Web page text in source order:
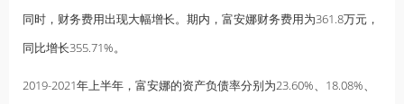
同时，财务费用出现大幅增长。期内，富安娜财务费用为361.8万元，
同比增长355.71%。
2019-2021年上半年，富安娜的资产负债率分别为23.60%、18.08%、